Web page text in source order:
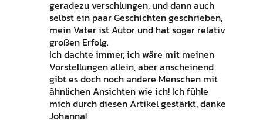
geradezu verschlungen, und dann auch
selbst ein paar Geschichten geschrieben,
mein Vater ist Autor und hat sogar relativ
großen Erfolg.
Ich dachte immer, ich wäre mit meinen
Vorstellungen allein, aber anscheinend
gibt es doch noch andere Menschen mit
ähnlichen Ansichten wie ich! Ich fühle
mich durch diesen Artikel gestärkt, danke
Johanna!